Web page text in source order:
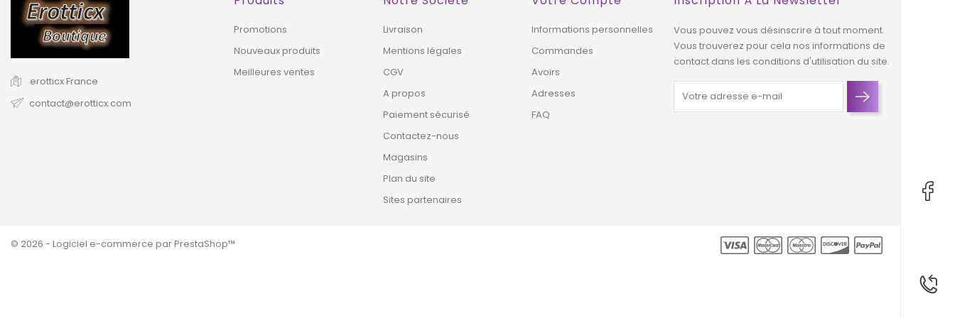
HORS STOCK
erotticx France
contact@erotticx.com
Promotions
Nouveaux produits
Meilleures ventes
Livraison
Mentions légales
CGV
A propos
Paiement sécurisé
Contactez-nous
Magasins
Plan du site
Sites partenaires
Informations personnelles
Commandes
Avoirs
Adresses
FAQ
Vous pouvez vous désinscrire à tout moment.
Vous trouverez pour cela nos informations de
contact dans les conditions d'utilisation du site.
© 2026 - Logiciel e-commerce par PrestaShop™